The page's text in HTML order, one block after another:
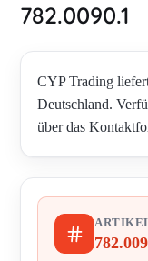
782.0090.1
CYP Trading
Deutschland.
über das